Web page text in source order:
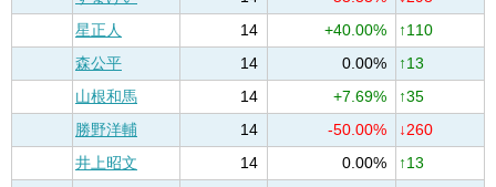
星正人
14 +40.00%
↑110
森公平
14 0.00%
↑13
山根和馬
14 +7.69%
↑35
勝野洋輔
14 -50.00%
↓260
井上昭文
14 0.00%
↑13